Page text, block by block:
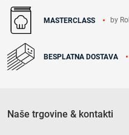
MASTERCLASS by
BESPLATNA DOSTAVA
Naše trgovine & kontakti